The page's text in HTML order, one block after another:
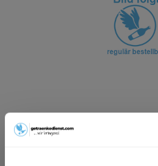
ab 10,98 € *